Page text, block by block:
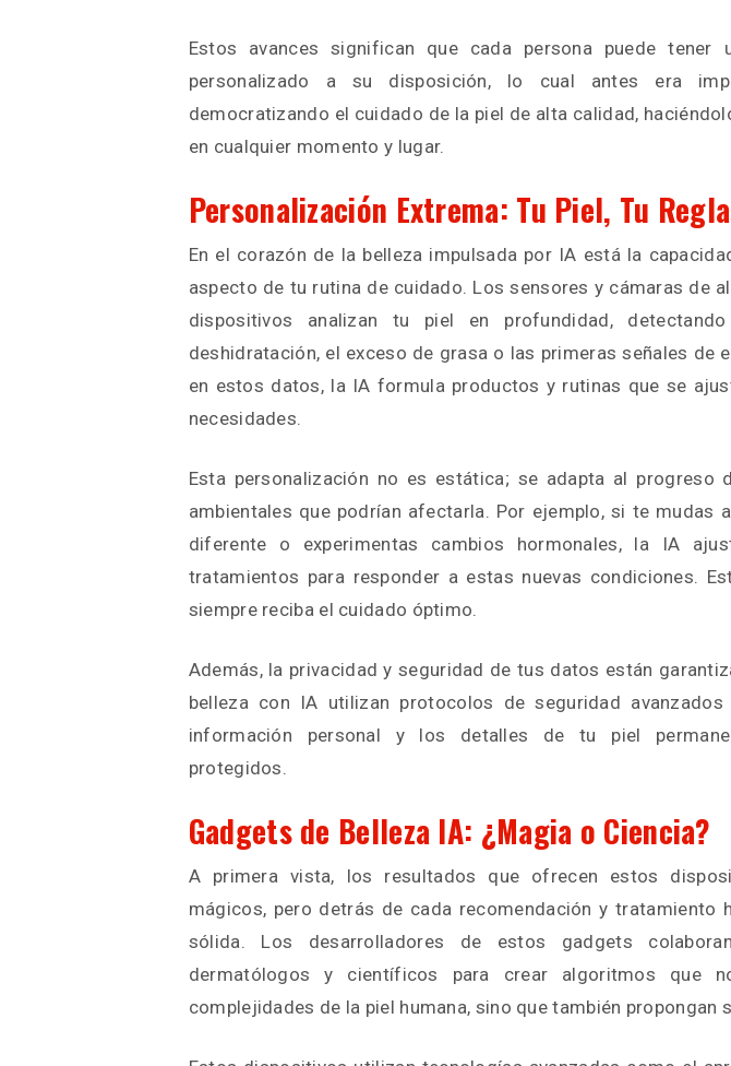
Estos avances significan que cada persona puede tener
personalizado a su disposición, lo cual antes era
democratizando el cuidado de la piel de alta calidad,
en cualquier momento y lugar.
Personalización Extrema: Tu Piel, Tu
En el corazón de la belleza impulsada por IA está la
aspecto de tu rutina de cuidado. Los sensores y cámaras de
dispositivos analizan tu piel en profundidad,
deshidratación, el exceso de grasa o las primeras señales de
en estos datos, la IA formula productos y rutinas que se
necesidades.
Esta personalización no es estática; se adapta al progreso
ambientales que podrían afectarla. Por ejemplo, si te mudas
diferente o experimentas cambios hormonales, la IA
tratamientos para responder a estas nuevas condiciones.
siempre reciba el cuidado óptimo.
Además, la privacidad y seguridad de tus datos están
belleza con IA utilizan protocolos de seguridad
información personal y los detalles de tu piel
protegidos.
Gadgets de Belleza IA: ¿Magia o Ciencia?
A primera vista, los resultados que ofrecen estos
mágicos, pero detrás de cada recomendación y tratamiento
sólida. Los desarrolladores de estos gadgets
dermatólogos y científicos para crear algoritmos que
complejidades de la piel humana, sino que también propongan